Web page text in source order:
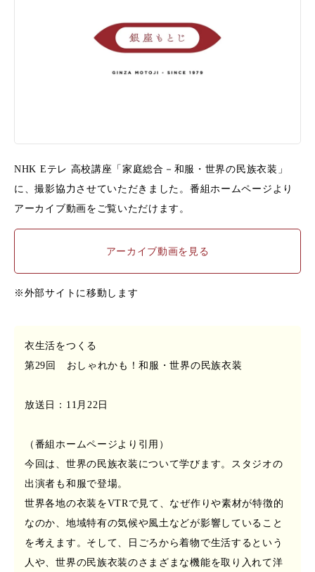
NHK Eテレ 高校講座「家庭総合－和服・世界の民族衣装」
に、撮影協力させていただきました。番組ホームページより
アーカイブ動画をご覧いただけます。
アーカイブ動画を見る
※外部サイトに移動します
衣生活をつくる
第29回 おしゃれかも！和服・世界の民族衣装
放送日：11月22日
（番組ホームページより引用）
今回は、世界の民族衣装について学びます。スタジオの
出演者も和服で登場。
世界各地の衣装をVTRで見て、なぜ作りや素材が特徴的
なのか、地域特有の気候や風土などが影響していること
を考えます。そして、日ごろから着物で生活するという
人や、世界の民族衣装のさまざまな機能を取り入れて洋